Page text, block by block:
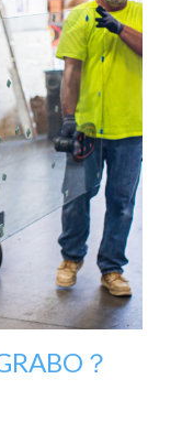
？